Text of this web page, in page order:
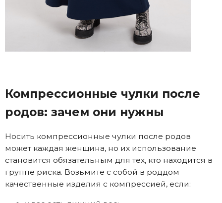
Компрессионные чулки после
родов: зачем они нужны
Носить компрессионные чулки после родов
может каждая женщина, но их использование
становится обязательным для тех, кто находится в
группе риска. Возьмите с собой в роддом
качественные изделия с компрессией, если: